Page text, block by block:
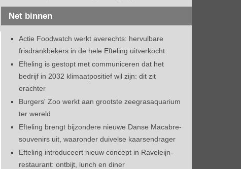
Net binnen
Actie Foodwatch werkt averechts: hervulbare
frisdrankbekers in de hele Efteling uitverkocht
Efteling is gestopt met communiceren dat het
bedrijf in 2032 klimaatpositief wil zijn: dit zit
erachter
Burgers' Zoo werkt aan grootste zeegrasaquarium
ter wereld
Efteling brengt bijzondere nieuwe Danse Macabre-
souvenirs uit, waaronder duivelse kaarsendrager
Efteling introduceert nieuw concept in Raveleijn-
restaurant: ontbijt, lunch en diner